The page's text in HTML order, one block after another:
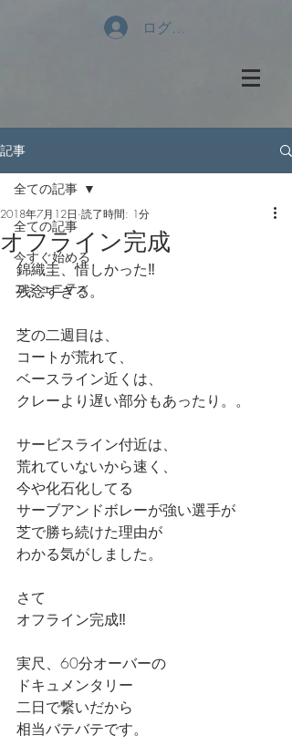
ログイン
記事
全ての記事
今すぐ始める
コミュニティ
全ての記事
オフライン完成
2018年7月12日 読了時間: 1分
錦織圭、惜しかった‼️
残念すぎる。
芝の二週目は、
コートが荒れて、
ベースライン近くは、
クレーより遅い部分もあったり。。
サービスライン付近は、
荒れていないから速く、
今や化石化してる
サーブアンドボレーが強い選手が
芝で勝ち続けた理由が
わかる気がしました。
さて
オフライン完成‼️
実尺、60分オーバーの
ドキュメンタリー
二日で繋いだから
相当バテバテです。